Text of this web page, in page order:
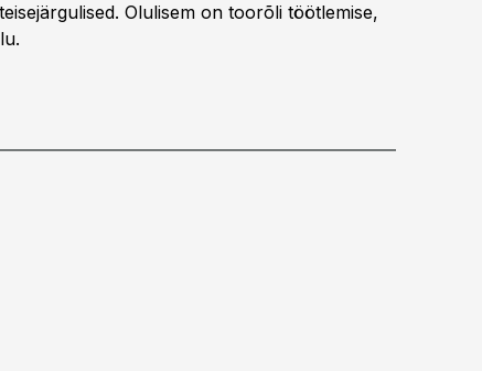
Olulisem on toorõli töötlemise,